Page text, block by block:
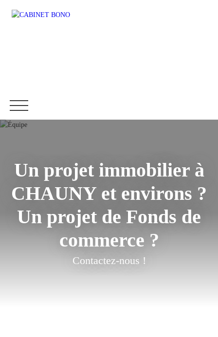
Accueil Immobilier Fonds de commerce Location
Être rappelé
Un projet immobilier à
CHAUNY et environs ?
Un projet de Fonds de
commerce ?
Contactez-nous !